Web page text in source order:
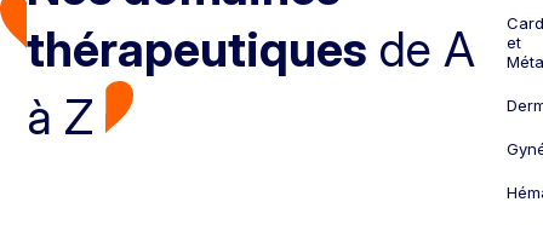
thérapeutiques de A
à Z
et